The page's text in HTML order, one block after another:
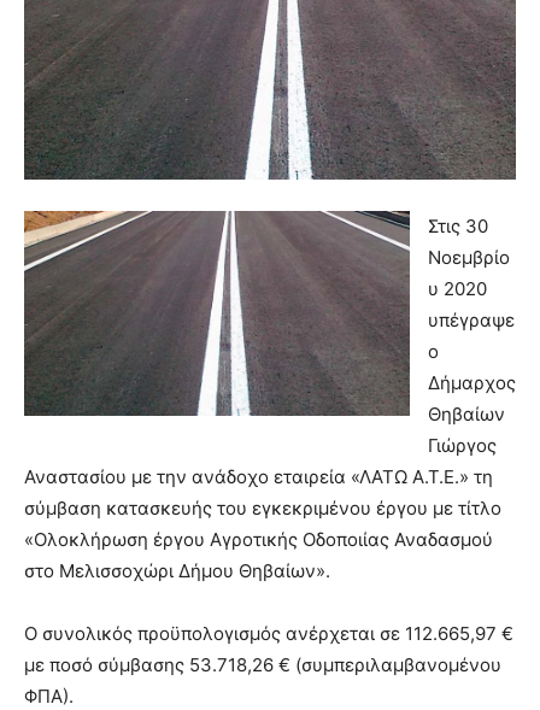
Στις 30
Νοεμβρίο
υ 2020
υπέγραψε
ο
Δήμαρχος
Θηβαίων
Γιώργος
Αναστασίου με την ανάδοχο εταιρεία «ΛΑΤΩ Α.Τ.Ε.» τη
σύμβαση κατασκευής του εγκεκριμένου έργου με τίτλο
«Ολοκλήρωση έργου Αγροτικής Οδοποιίας Αναδασμού
στο Μελισσοχώρι Δήμου Θηβαίων».
Ο συνολικός προϋπολογισμός ανέρχεται σε 112.665,97 €
με ποσό σύμβασης 53.718,26 € (συμπεριλαμβανομένου
ΦΠΑ).